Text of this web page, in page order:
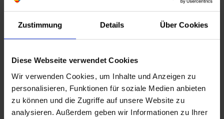
Zustimmung Details Über Cookies
Diese Webseite verwendet Cookies
Wir verwenden Cookies, um Inhalte und Anzeigen zu
personalisieren, Funktionen für soziale Medien anbieten
zu können und die Zugriffe auf unsere Website zu
analysieren. Außerdem geben wir Informationen zu Ihrer
Ende: 13:00
Uhrzeit: 8:00
Mittwoch, 28.04.2027
Uhrzeit: 8:00
Ende: 13:00